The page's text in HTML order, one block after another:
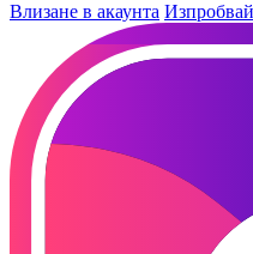
Влизане в акаунта